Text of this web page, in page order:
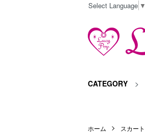
Select Language ▼
CATEGORY >
ホーム スカート